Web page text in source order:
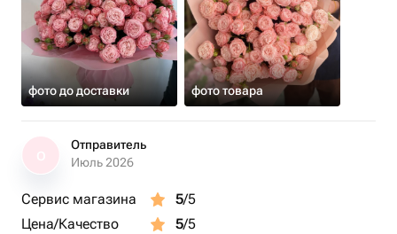
фото до доставки фото товара
Отправитель
Июль 2026
Сервис магазина 5/5
Цена/Качество
5/5